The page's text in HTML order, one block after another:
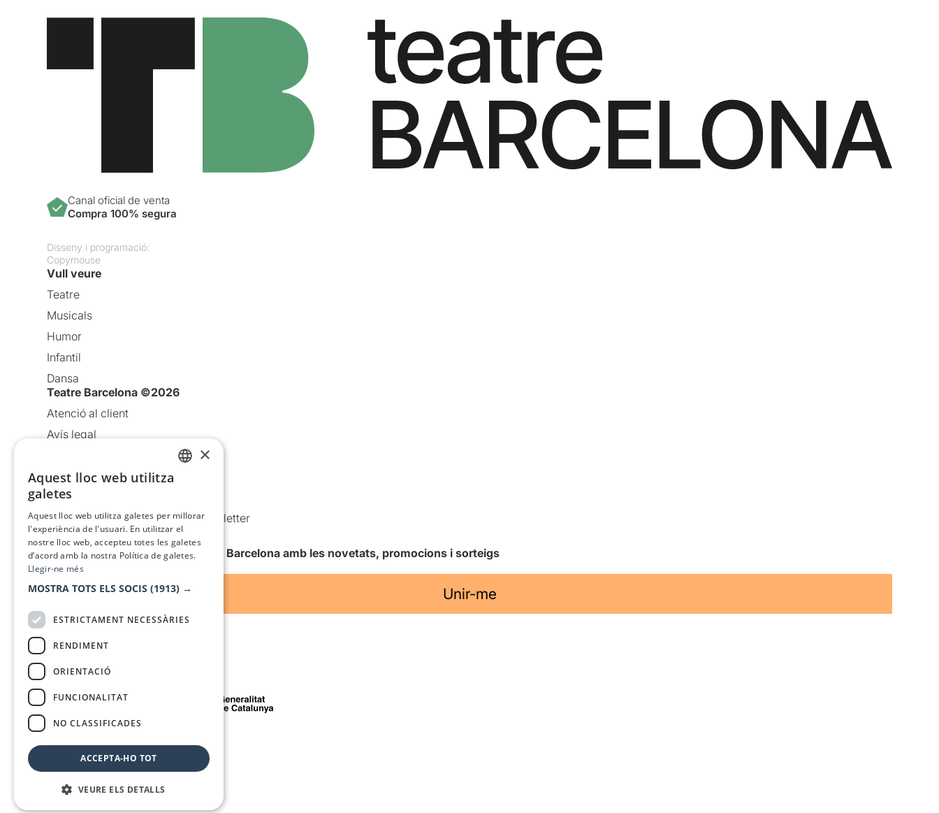
Canal oficial de venta
Compra 100% segura
Disseny i programació:
Copymouse
Vull veure
Teatre
Musicals
Humor
Infantil
Dansa
Teatre Barcelona ©2026
Atenció al client
Avís legal
Política de cookies
Condicions d’ús
Comunicacions comercials i Newsletter
Anuncia’t
Vull rebre la newsletter de Teatre Barcelona amb les novetats, promocions i sorteigs
Unir-me
Amb el suport de
Mitjà de comunicació associat a
×
Aquest lloc web utilitza
galetes
Aquest lloc web utilitza galetes per millorar
l'experiència de l'usuari. En utilitzar el
nostre lloc web, accepteu totes les galetes
d’acord amb la nostra Política de galetes.
Llegir-ne més
MOSTRA TOTS ELS SOCIS (1913) →
ESTRICTAMENT NECESSÀRIES
RENDIMENT
ORIENTACIÓ
FUNCIONALITAT
NO CLASSIFICADES
ACCEPTA-HO TOT
VEURE ELS DETALLS